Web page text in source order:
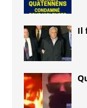
Il